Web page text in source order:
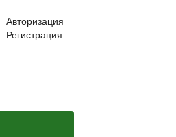
Авторизация
Регистрация